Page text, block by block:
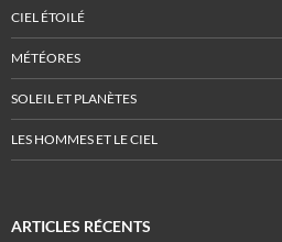
CIEL ÉTOILÉ
MÉTÉORES
SOLEIL ET PLANÈTES
LES HOMMES ET LE CIEL
ARTICLES RÉCENTS